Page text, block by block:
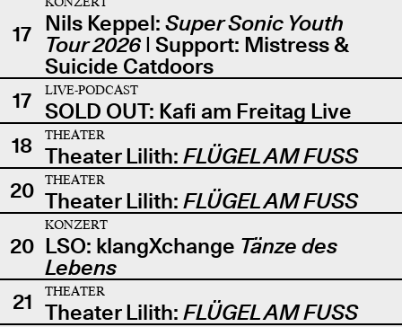
17 Nils Keppel: Super Sonic Youth
Tour 2026| Support: Mistress &
Suicide Catdoors
17
LIVE-PODCAST
SOLD OUT: Kafi am Freitag Live
18
THEATER
Theater Lilith: FLÜGEL AM FUSS
20
THEATER
Theater Lilith: FLÜGEL AM FUSS
20
KONZERT
LSO: klangXchange Tänze des
Lebens
21
THEATER
Theater Lilith: FLÜGEL AM FUSS